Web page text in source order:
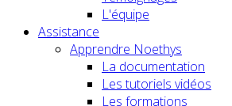
L'équipe
Assistance
Apprendre Noethys
La documentation
Les tutoriels vidéos
Les formations